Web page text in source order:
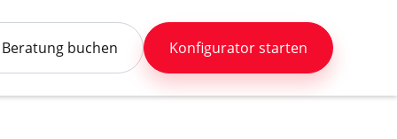
Beratung buchen Konfigurator starten